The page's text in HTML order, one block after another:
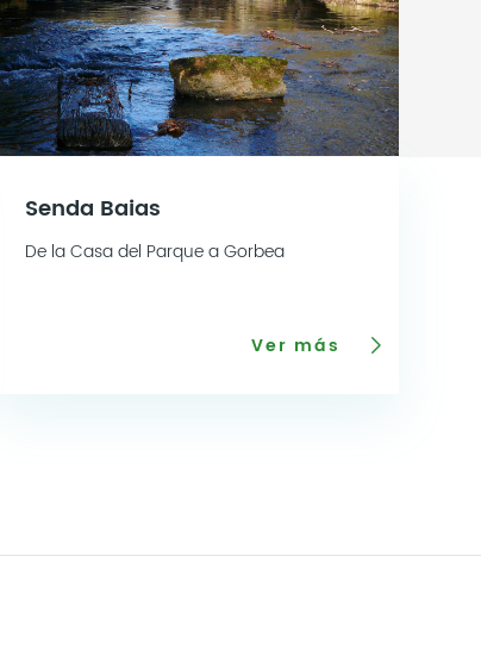
Senda Baias
De la Casa del Parque a Gorbea
Ver más